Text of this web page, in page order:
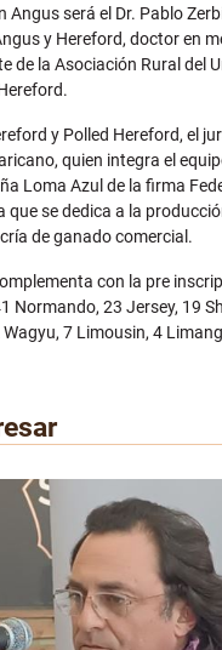
Angus será el Dr. Pablo
y Hereford, doctor en
de la Asociación Rural del
y Polled Hereford, el
quien integra el
Loma Azul de la firma
que se dedica a la
de ganado comercial.
con la pre
Normando, 23 Jersey, 19
7 Limousin, 4